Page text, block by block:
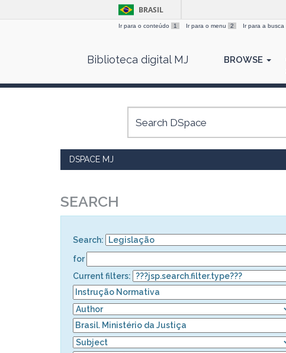
BRASIL
Ir para o conteúdo 1 Ir para o menu 2 Ir para a busca
Biblioteca digital MJ BROWSE
DSPACE MJ
SEARCH
Search:
for
Current filters: